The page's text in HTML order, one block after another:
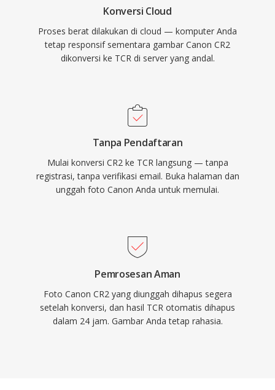
Konversi Cloud
Proses berat dilakukan di cloud — komputer Anda
tetap responsif sementara gambar Canon CR2
dikonversi ke TCR di server yang andal.
Tanpa Pendaftaran
Mulai konversi CR2 ke TCR langsung — tanpa
registrasi, tanpa verifikasi email. Buka halaman dan
unggah foto Canon Anda untuk memulai.
Pemrosesan Aman
Foto Canon CR2 yang diunggah dihapus segera
setelah konversi, dan hasil TCR otomatis dihapus
dalam 24 jam. Gambar Anda tetap rahasia.